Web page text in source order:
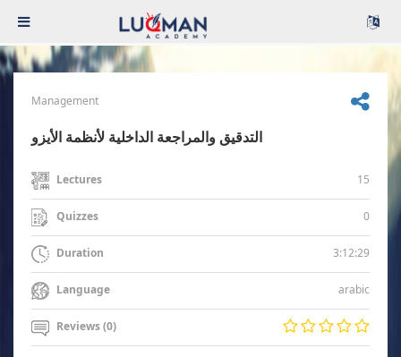
Management
التدقيق والمراجعة الداخلية لأنظمة الأيزو
Lectures 15
Quizzes 0
Duration 3:12:29
Language arabic
Reviews (0)